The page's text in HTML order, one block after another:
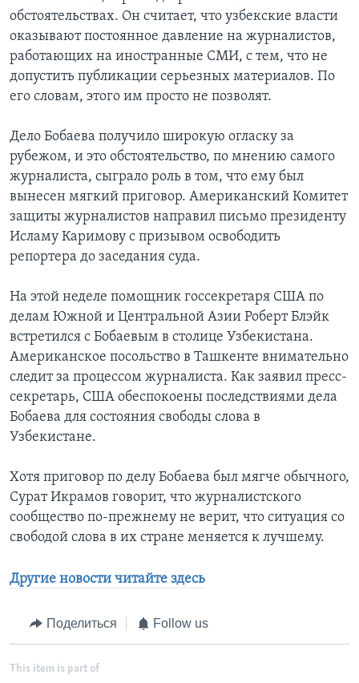
обстоятельствах. Он считает, что узбекские власти
оказывают постоянное давление на журналистов,
работающих на иностранные СМИ, с тем, что не
допустить публикации серьезных материалов. По
его словам, этого им просто не позволят.
Дело Бобаева получило широкую огласку за
рубежом, и это обстоятельство, по мнению самого
журналиста, сыграло роль в том, что ему был
вынесен мягкий приговор. Американский Комитет
защиты журналистов направил письмо президенту
Исламу Каримову с призывом освободить
репортера до заседания суда.
На этой неделе помощник госсекретаря США по
делам Южной и Центральной Азии Роберт Блэйк
встретился с Бобаевым в столице Узбекистана.
Американское посольство в Ташкенте внимательно
следит за процессом журналиста. Как заявил пресс-
секретарь, США обеспокоены последствиями дела
Бобаева для состояния свободы слова в
Узбекистане.
Хотя приговор по делу Бобаева был мягче обычного,
Сурат Икрамов говорит, что журналистского
сообщество по-прежнему не верит, что ситуация со
свободой слова в их стране меняется к лучшему.
Другие новости читайте здесь
Поделиться Follow us
This item is part of